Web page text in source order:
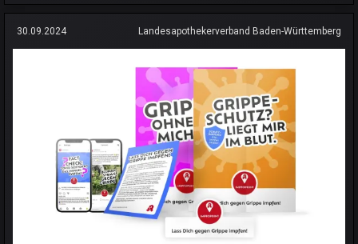
30.09.2024 Landesapothekerverband Baden-Württemberg